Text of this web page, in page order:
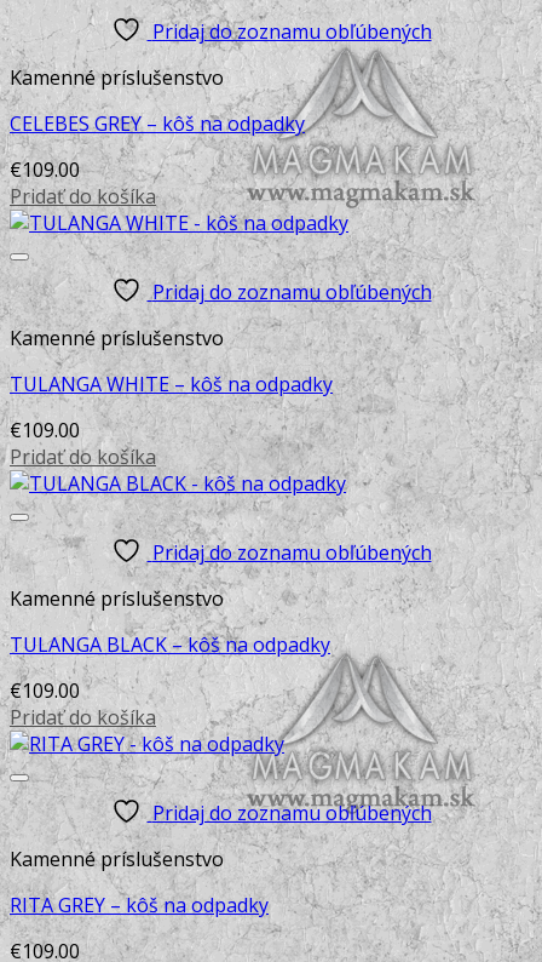
Pridaj do zoznamu obľúbených
Kamenné príslušenstvo
CELEBES GREY – kôš na odpadky
€109.00
Pridať do košíka
Pridaj do zoznamu obľúbených
Kamenné príslušenstvo
TULANGA WHITE – kôš na odpadky
€109.00
Pridať do košíka
Pridaj do zoznamu obľúbených
Kamenné príslušenstvo
TULANGA BLACK – kôš na odpadky
€109.00
Pridať do košíka
Pridaj do zoznamu obľúbených
Kamenné príslušenstvo
RITA GREY – kôš na odpadky